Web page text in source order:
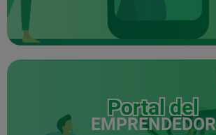
Portal del
EMPRENDEDOR